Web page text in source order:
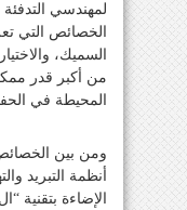
لمهندسي التدفئة
الخصائص التي
السميك،
من أكبر قدر
المحيطة في
ومن بين
أنظمة التبريد
الإضاءة بتقنية